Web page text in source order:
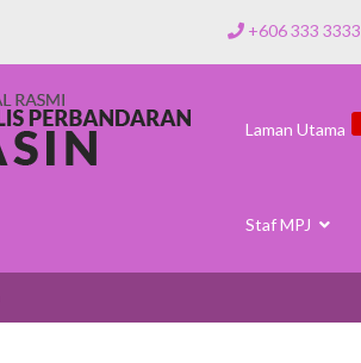
+606 333 3333
Laman Utama
Staf MPJ